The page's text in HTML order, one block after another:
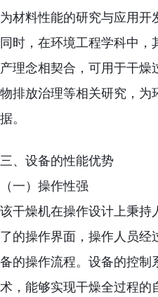
为材料性能的研究与应用开
同时，在环境工程学科中
产理念相契合，可用于干燥
物排放治理等相关研究，为
据。
三、设备的性能优势
（一）操作性强
该干燥机在操作设计上秉持
了的操作界面，操作人员经
备的操作流程。设备的控制
术，能够实现干燥全过程的